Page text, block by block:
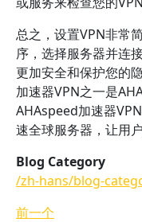
总之，设置VPN非常
序，选择服务器并连
更加安全和保护您的
加速器VPN之一是
AHAspeed加速器
速全球服务器，让用
Blog Category
/zh-hans/blog-
前一个